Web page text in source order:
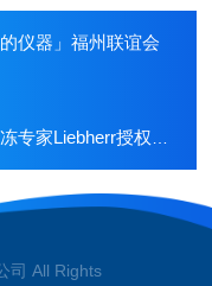
仪器」福州联谊会
授权，携手进军中国南区市场
司 All Rights